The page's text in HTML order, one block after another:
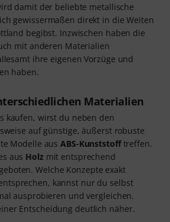
damit der beliebte metallische
gewissermaßen direkt in die Weiten
begibst. Inzwischen haben die
mit anderen Materialien
ihre eigenen Vorzüge und
haben.
Materialien
kaufen, wirst du neben den
auf günstige, äußerst robuste
Modelle ausABS-Kunststofftreffen.
aus Holzmit entsprechend
Welche Konzepte exakt
kannst nur du selbst
ausprobieren und vergleichen.
Entscheidung deutlich näher.